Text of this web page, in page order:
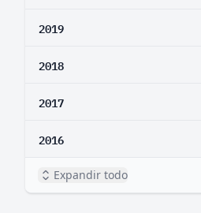
2019
2018
2017
2016
Expandir todo